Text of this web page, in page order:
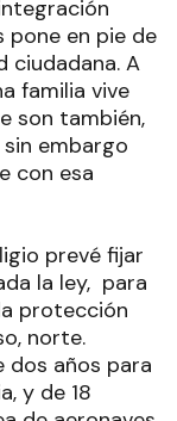
pone en pie de
ciudadana. A
familia vive
son también,
embargo
con esa
prevé fijar
la ley, para
protección
norte.
dos años para
y de 18